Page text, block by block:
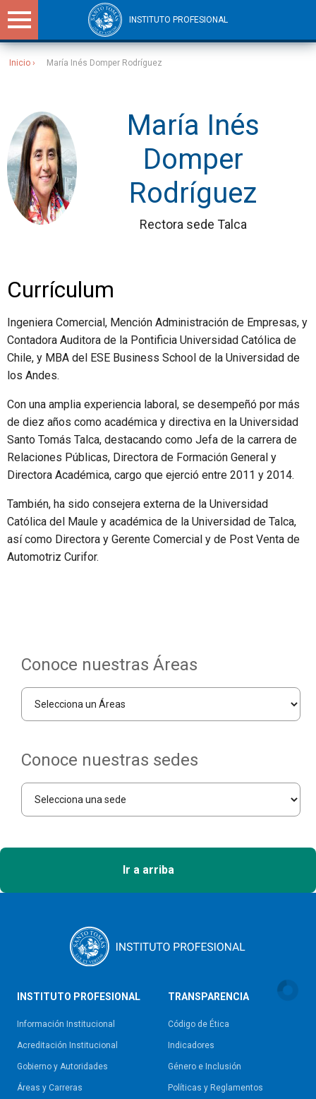
INSTITUTO PROFESIONAL
Inicio María Inés Domper Rodríguez
María Inés
Domper
Rodríguez
Rectora sede Talca
Currículum
Ingeniera Comercial, Mención Administración de Empresas, y
Contadora Auditora de la Pontificia Universidad Católica de
Chile, y MBA del ESE Business School de la Universidad de
los Andes.
Con una amplia experiencia laboral, se desempeñó por más
de diez años como académica y directiva en la Universidad
Santo Tomás Talca, destacando como Jefa de la carrera de
Relaciones Públicas, Directora de Formación General y
Directora Académica, cargo que ejerció entre 2011 y 2014.
También, ha sido consejera externa de la Universidad
Católica del Maule y académica de la Universidad de Talca,
así como Directora y Gerente Comercial y de Post Venta de
Automotriz Curifor.
Conoce nuestras Áreas
Conoce nuestras sedes
Ir a arriba
INSTITUTO PROFESIONAL
Información Institucional
Acreditación Institucional
Gobierno y Autoridades​
Áreas y Carreras
TRANSPARENCIA
Código de Ética
Indicadores
Género e Inclusión
Políticas y Reglamentos​